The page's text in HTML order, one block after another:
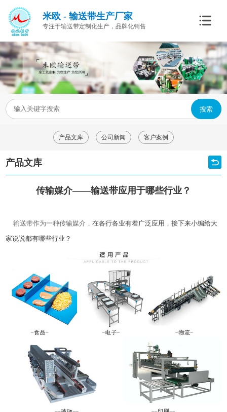
米欧 - 输送带生产厂家
专注于输送带定制化生产，品牌化销售
搜索
产品文库 公司新闻 客户案例
产品文库
传输媒介——输送带应用于哪些行业？
输送带作为一种传输媒介，在各行各业有着广泛应用，接下来小编给大
家说说都有哪些行业？